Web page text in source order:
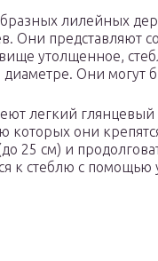
лилейных
Они представляют
утолщенное,
Они могут
легкий
они
25 см) и
к стеблю с